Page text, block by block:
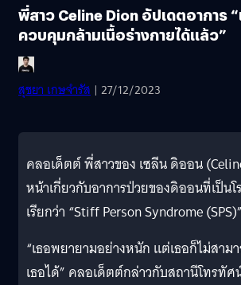
พี่สาว Celine Dion อัปเดตอาการ “
ควบคุมกล้ามเนื้อร่างกายได้แล้ว”
สุชยา เกษจำรัส | 27/12/2023
คลอเด็ตต์ พี่สาวของ เซลีน ดิออน
หน้าเกี่ยวกับอาการป่วยของดิออนที่เป็น
เรียกว่า “Stiff Person Syndrome
“เธอพยายามอย่างหนัก แต่เธอก็ไม่สา
เธอได้” คลอเด็ตต์กล่าวกับสถานีโทรทัศน์